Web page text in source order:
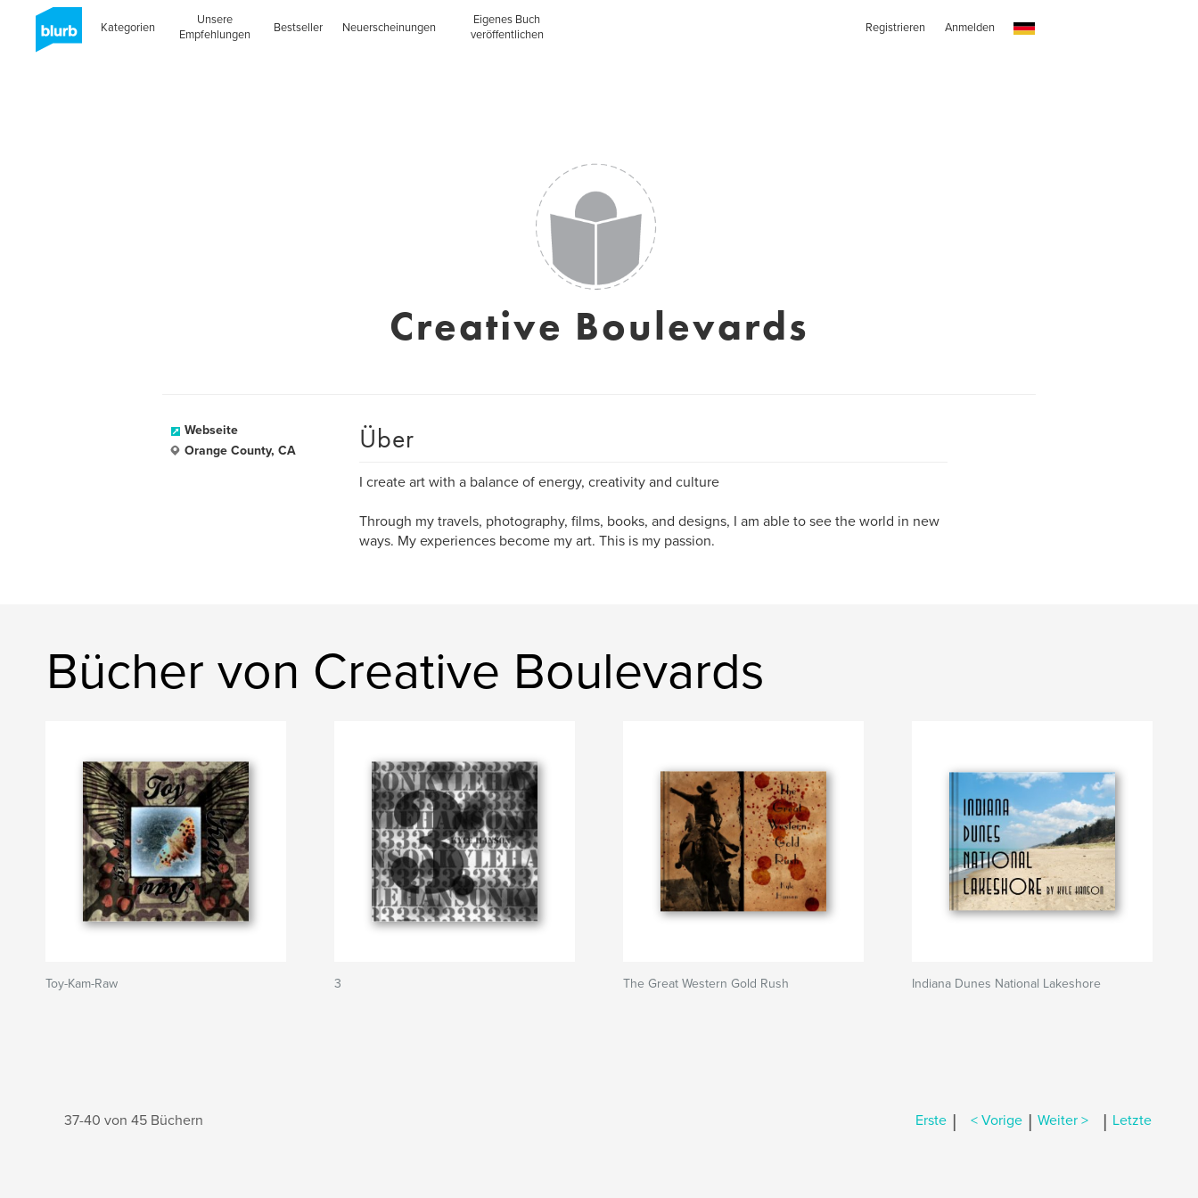
Kategorien
Unsere
Empfehlungen
Bestseller Neuerscheinungen
Eigenes Buch
veröffentlichen
Registrieren Anmelden
Creative Boulevards
Webseite
Orange County, CA
Über
I create art with a balance of energy, creativity and culture
Through my travels, photography, films, books, and designs, I am able to see the world in new
ways. My experiences become my art. This is my passion.
Bücher von Creative Boulevards
Toy-Kam-Raw 3 The Great Western Gold Rush Indiana Dunes National Lakeshore
37-40 von 45 Büchern Erste | < Vorige | Weiter > | Letzte